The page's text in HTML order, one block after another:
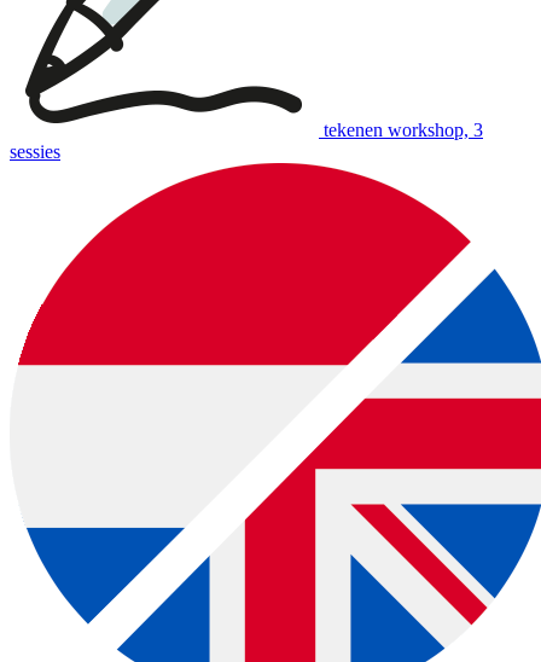
download:
Examples of creative workshops up to €37:
tekenen workshop, 3
sessies